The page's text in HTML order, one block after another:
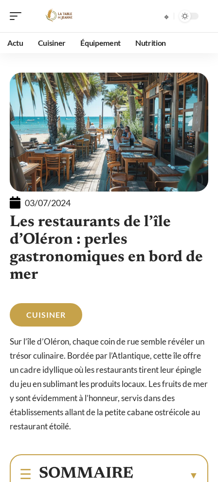
Actu Cuisiner Équipement Nutrition
03/07/2024
Les restaurants de l’île
d’Oléron : perles
gastronomiques en bord de
mer
CUISINER
Sur l’île d’Oléron, chaque coin de rue semble révéler un
trésor culinaire. Bordée par l’Atlantique, cette île offre
un cadre idyllique où les restaurants tirent leur épingle
du jeu en sublimant les produits locaux. Les fruits de mer
y sont évidemment à l’honneur, servis dans des
établissements allant de la petite cabane ostréicole au
restaurant étoilé.
SOMMAIRE